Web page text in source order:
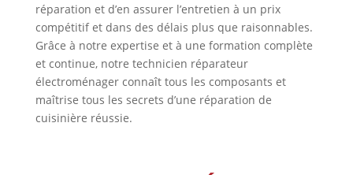
réparation et d’en assurer l’entretien à un prix
compétitif et dans des délais plus que raisonnables.
Grâce à notre expertise et à une formation complète
et continue, notre technicien réparateur
électroménager connaît tous les composants et
maîtrise tous les secrets d’une réparation de
cuisinière réussie.